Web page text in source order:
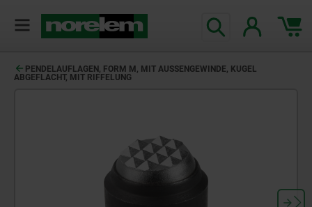
PENDELAUFLAGEN, FORM M, MIT AUSSENGEWINDE, KUGEL A
BGEFLACHT, MIT RIFFELUNG